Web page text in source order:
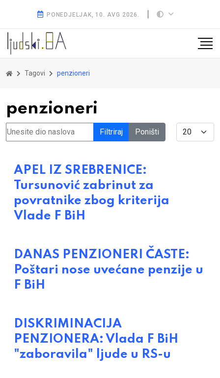
PONEDJELJAK, 10. AVG 2026.
Tagovi penzioneri
penzioneri
Unesite dio naslova Filtriraj Poništi Display #
APEL IZ SREBRENICE:
Tursunović zabrinut za
povratnike zbog kriterija
Vlade F BiH
DANAS PENZIONERI ČASTE:
Poštari nose uvećane penzije u
F BiH
DISKRIMINACIJA
PENZIONERA: Vlada F BiH
"zaboravila" ljude u RS-u